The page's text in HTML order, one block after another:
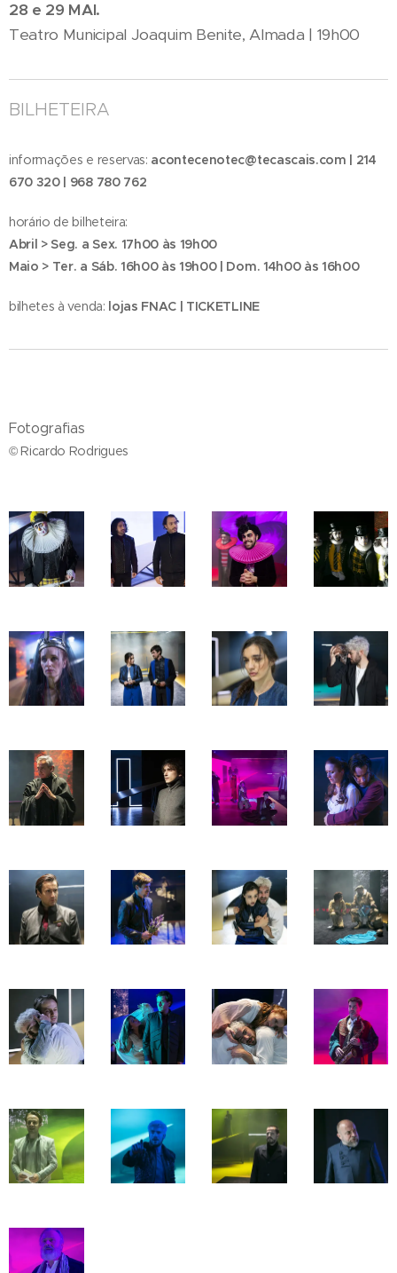
28 e 29 MAI.
Teatro Municipal Joaquim Benite, Almada | 19h00
BILHETEIRA
informações e reservas: acontecenotec@tecascais.com | 214
670 320 | 968 780 762
horário de bilheteira:
Abril > Seg. a Sex. 17h00 às 19h00
Maio > Ter. a Sáb. 16h00 às 19h00 | Dom. 14h00 às 16h00
bilhetes à venda: lojas FNAC | TICKETLINE
Fotografias
© Ricardo Rodrigues